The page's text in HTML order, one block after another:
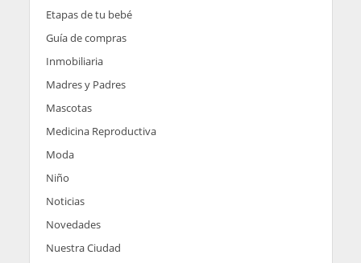
Etapas de tu bebé
Guía de compras
Inmobiliaria
Madres y Padres
Mascotas
Medicina Reproductiva
Moda
Niño
Noticias
Novedades
Nuestra Ciudad